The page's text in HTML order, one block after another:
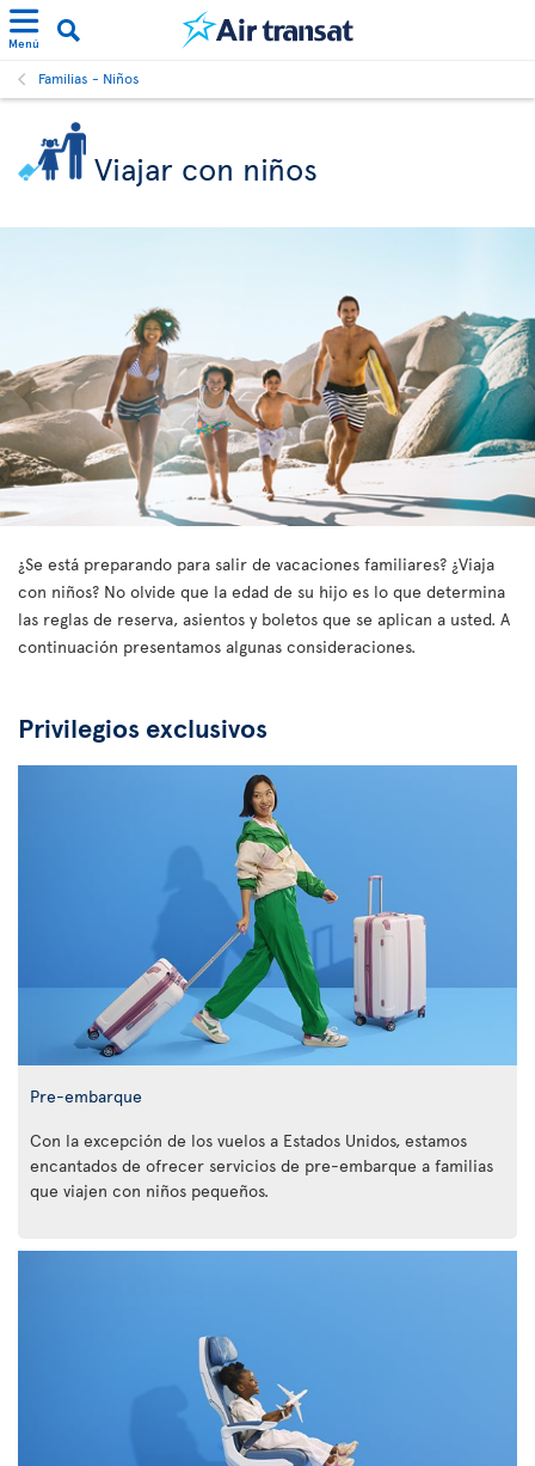
Menú
Familias - Niños
Viajar con niños
¿Se está preparando para salir de vacaciones familiares? ¿Viaja
con niños? No olvide que la edad de su hijo es lo que determina
las reglas de reserva, asientos y boletos que se aplican a usted. A
continuación presentamos algunas consideraciones.
Privilegios exclusivos
Pre-embarque
Con la excepción de los vuelos a Estados Unidos, estamos
encantados de ofrecer servicios de pre-embarque a familias
que viajen con niños pequeños.